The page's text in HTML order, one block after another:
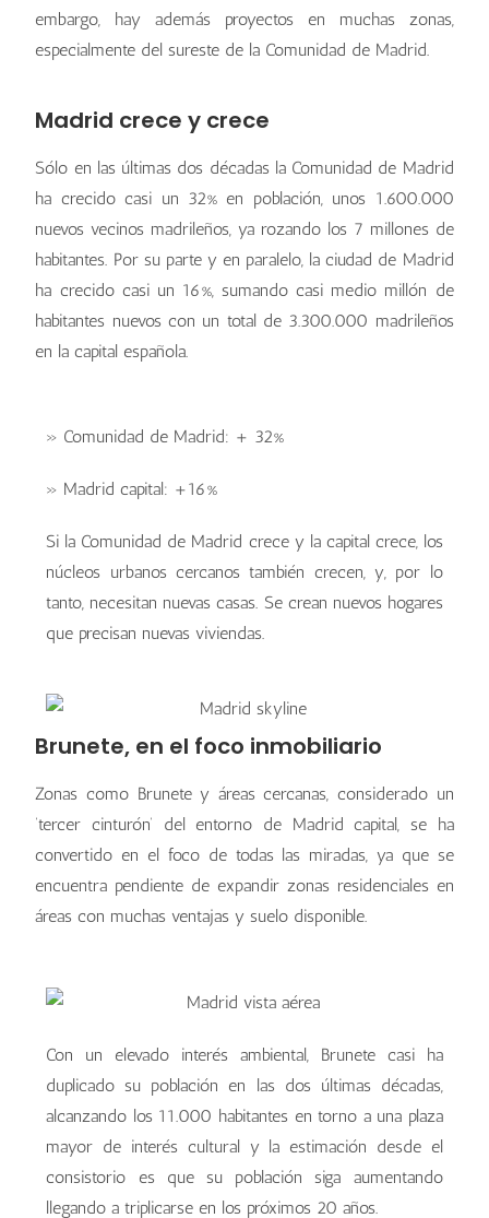
embargo, hay además proyectos en muchas zonas,
especialmente del sureste de la Comunidad de Madrid.
Madrid crece y crece
Sólo en las últimas dos décadas la Comunidad de Madrid
ha crecido casi un 32% en población, unos 1.600.000
nuevos vecinos madrileños, ya rozando los 7 millones de
habitantes. Por su parte y en paralelo, la ciudad de Madrid
ha crecido casi un 16%, sumando casi medio millón de
habitantes nuevos con un total de 3.300.000 madrileños
en la capital española.
» Comunidad de Madrid: + 32%
» Madrid capital: +16%
Si la Comunidad de Madrid crece y la capital crece, los
núcleos urbanos cercanos también crecen, y, por lo
tanto, necesitan nuevas casas. Se crean nuevos hogares
que precisan nuevas viviendas.
Brunete, en el foco inmobiliario
Zonas como Brunete y áreas cercanas, considerado un
‘tercer cinturón’ del entorno de Madrid capital, se ha
convertido en el foco de todas las miradas, ya que se
encuentra pendiente de expandir zonas residenciales en
áreas con muchas ventajas y suelo disponible.
Con un elevado interés ambiental, Brunete casi ha
duplicado su población en las dos últimas décadas,
alcanzando los 11.000 habitantes en torno a una plaza
mayor de interés cultural y la estimación desde el
consistorio es que su población siga aumentando
llegando a triplicarse en los próximos 20 años.